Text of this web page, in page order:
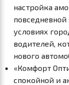
настройка
условиях
водителей,
нового
«Комфорт
спокойной и